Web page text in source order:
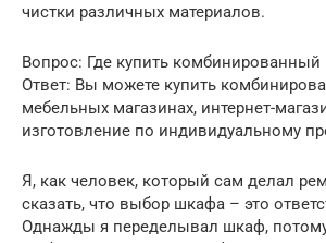
чистки различных материалов.
Вопрос: Где купить
Ответ: Вы можете купить
мебельных магазинах, интернет-
изготовление по индивидуальному
Я, как человек, который сам делал
сказать, что выбор шкафа – это
Однажды я переделывал шкаф,